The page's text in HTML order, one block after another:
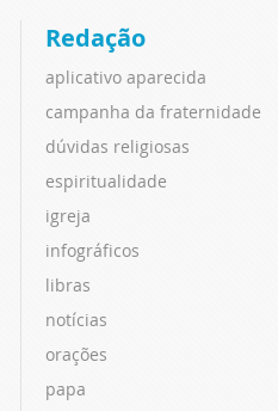
Redação
aplicativo aparecida
campanha da fraternidade
dúvidas religiosas
espiritualidade
igreja
infográficos
libras
notícias
orações
papa